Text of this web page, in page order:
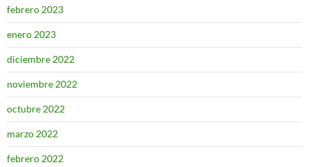
febrero 2023
enero 2023
diciembre 2022
noviembre 2022
octubre 2022
marzo 2022
febrero 2022